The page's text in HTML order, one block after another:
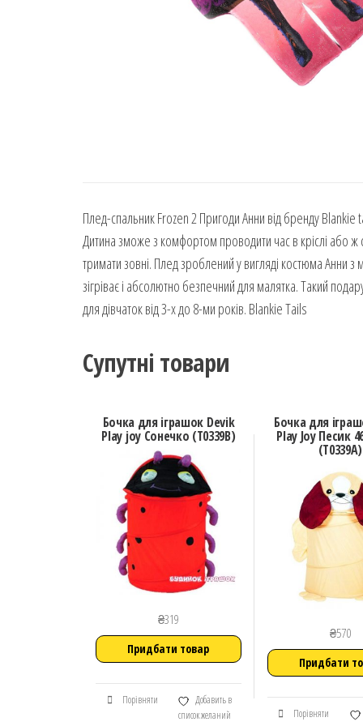
Плед-спальник Frozen 2 Пригоди Анни від бренду
Дитина зможе з комфортом проводити час в кріслі або ж
тримати зовні. Плед зроблений у вигляді костюма Анни з
зігріває і абсолютно безпечний для малятка. Такий
для дівчаток від 3-х до 8-ми років. Blankie Tails
Супутні товари
Бочка для іграшок Devik
Play joy Сонечко (T0339B)
₴319
Придбати товар
Порівняти
Добавить в
список желаний
Бочка для
Play Joy Песик
(T0339A)
₴570
Придбати
Порівняти